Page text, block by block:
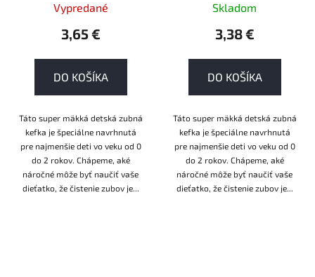
Care
Vypredané
3,65 €
DO KOŠÍKA
Táto super mäkká detská zubná
kefka je špeciálne navrhnutá
pre najmenšie deti vo veku od 0
do 2 rokov. Chápeme, aké
náročné môže byť naučiť vaše
dieťatko, že čistenie zubov je...
Care
Skladom
3,38 €
DO KOŠÍKA
Táto super mäkká detská zubná
kefka je špeciálne navrhnutá
pre najmenšie deti vo veku od 0
do 2 rokov. Chápeme, aké
náročné môže byť naučiť vaše
dieťatko, že čistenie zubov je...